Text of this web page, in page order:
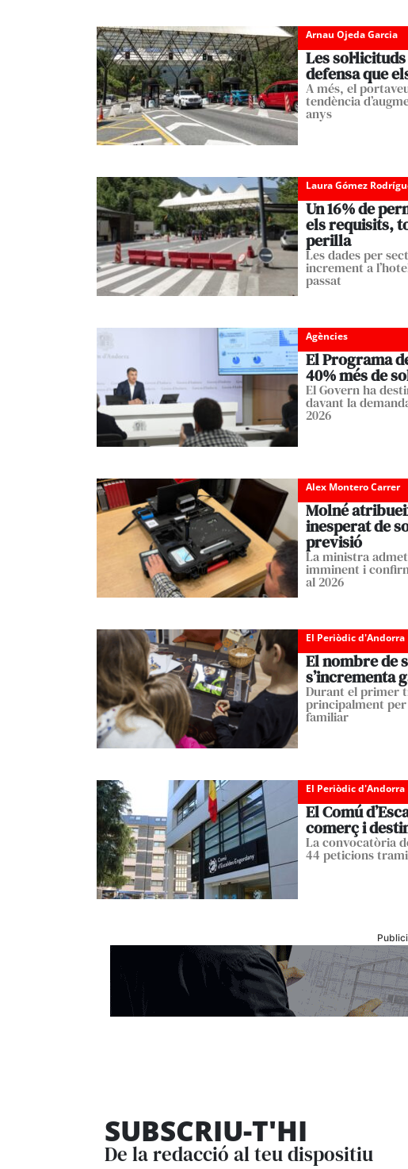
Arnau Ojeda Garcia
Les
defensa que
A més, el
tendència
anys
Laura Gómez
Un 16% de
els requisits,
perilla
Les dades per
increment a
passat
Agències
El Programa
40% més de
El Govern ha
davant la
2026
Alex Montero Carrer
Molné
inesperat de
previsió
La ministra
imminent i
al 2026
El Periòdic d'Andorra
El nombre de
s’incrementa
Durant el primer
principalment
familiar
El Periòdic d'Andorra
El Comú
comerç i
La convocatòria
44 peticions
SUBSCRIU-T'HI
De la redacció al teu dispositiu